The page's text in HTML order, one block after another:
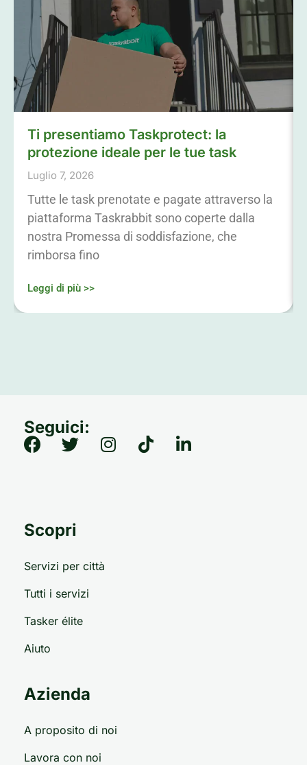
Ti presentiamo Taskprotect: la
protezione ideale per le tue task
Luglio 7, 2026
Tutte le task prenotate e pagate attraverso la
piattaforma Taskrabbit sono coperte dalla
nostra Promessa di soddisfazione, che
rimborsa fino
Leggi di più >>
Seguici:
Scopri
Servizi per città
Tutti i servizi
Tasker élite
Aiuto
Azienda
A proposito di noi
Lavora con noi